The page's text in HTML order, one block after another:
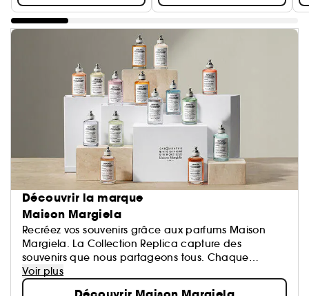
Découvrir la marque
Maison Margiela
Recréez vos souvenirs grâce aux parfums Maison
Margiela. La Collection Replica capture des
souvenirs que nous partageons tous. Chaque
parfum évoque instantanément des images et des
émotions positives qui ont marqué l’inconscient
Voir plus